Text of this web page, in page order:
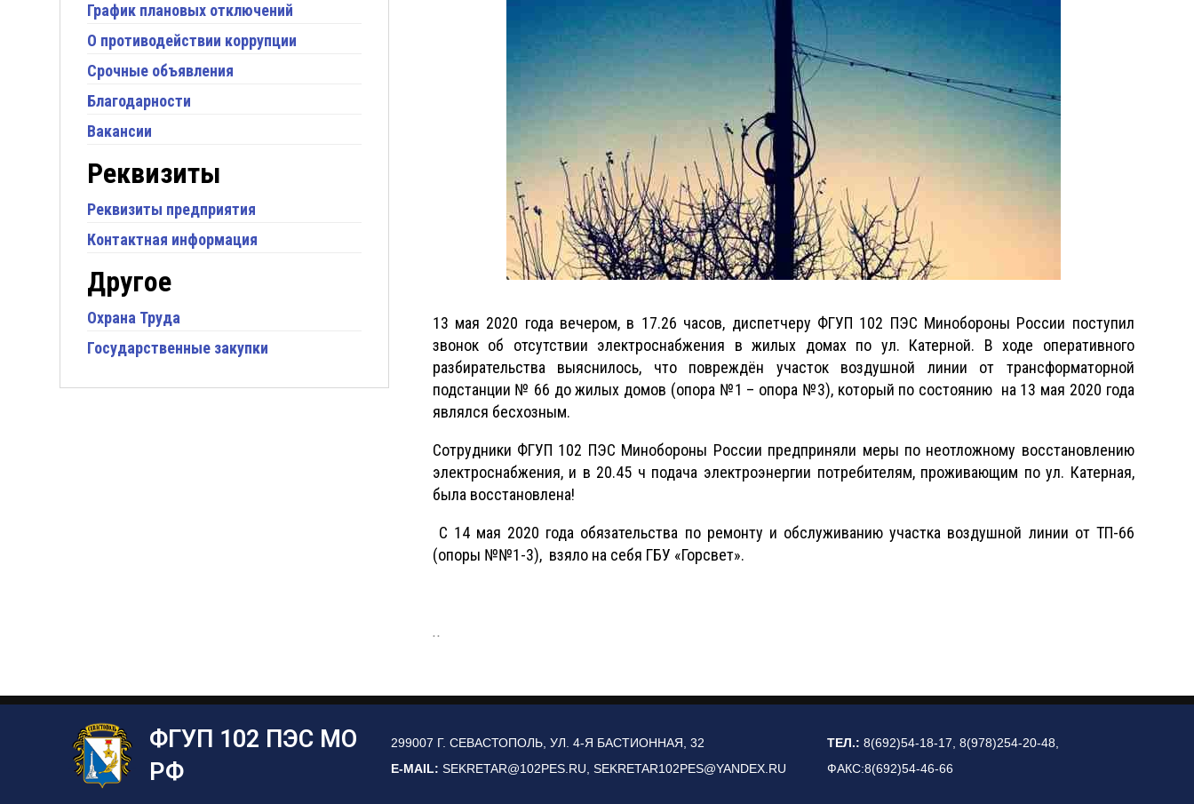
13 мая 2020 года вечером, в 17.26 часов, диспетчеру ФГУП 102 ПЭС Минобороны России поступил
звонок об отсутствии электроснабжения в жилых домах по ул. Катерной. В ходе оперативного
разбирательства выяснилось, что повреждён участок воздушной линии от трансформаторной
подстанции № 66 до жилых домов (опора №1 – опора №3), который по состоянию на 13 мая 2020 года
являлся бесхозным.
Сотрудники ФГУП 102 ПЭС Минобороны России предприняли меры по неотложному восстановлению
электроснабжения, и в 20.45 ч подача электроэнергии потребителям, проживающим по ул. Катерная,
была восстановлена!
С 14 мая 2020 года обязательства по ремонту и обслуживанию участка воздушной линии от ТП-66
(опоры №№1-3), взяло на себя ГБУ «Горсвет».
..
График плановых отключений
О противодействии коррупции
Срочные объявления
Благодарности
Вакансии
Реквизиты
Реквизиты предприятия
Контактная информация
Другое
Охрана Труда
Государственные закупки
ФГУП 102 ПЭС МО
РФ
299007 Г. СЕВАСТОПОЛЬ, УЛ. 4-Я БАСТИОННАЯ, 32
E-MAIL: SEKRETAR@102PES.RU, SEKRETAR102PES@YANDEX.RU
ТЕЛ.: 8(692)54-18-17, 8(978)254-20-48,
ФАКС:8(692)54-46-66